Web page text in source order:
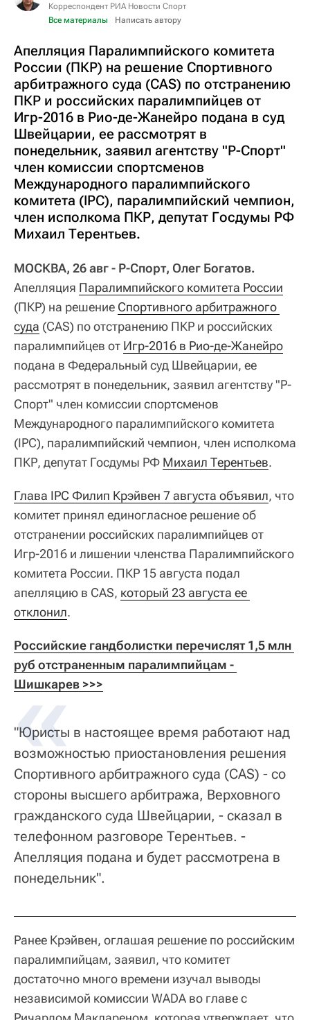
Корреспондент РИА Новости Спорт
Все материалы
Написать автору
Апелляция Паралимпийского комитета
России (ПКР) на решение Спортивного
арбитражного суда (CAS) по отстранению
ПКР и российских паралимпийцев от
Игр-2016 в Рио-де-Жанейро подана в суд
Швейцарии, ее рассмотрят в
понедельник, заявил агентству "Р-Спорт"
член комиссии спортсменов
Международного паралимпийского
комитета (IPC), паралимпийский чемпион,
член исполкома ПКР, депутат Госдумы РФ
Михаил Терентьев.
МОСКВА, 26 авг - Р-Спорт, Олег Богатов.
Апелляция Паралимпийского комитета России
(ПКР) на решение Спортивного арбитражного
суда (CAS) по отстранению ПКР и российских
паралимпийцев от Игр-2016 в Рио-де-Жанейро
подана в Федеральный суд Швейцарии, ее
рассмотрят в понедельник, заявил агентству "Р-
Спорт" член комиссии спортсменов
Международного паралимпийского комитета
(IPC), паралимпийский чемпион, член исполкома
ПКР, депутат Госдумы РФ Михаил Терентьев.
Глава IPC Филип Крэйвен 7 августа объявил, что
комитет принял единогласное решение об
отстранении российских паралимпийцев от
Игр-2016 и лишении членства Паралимпийского
комитета России. ПКР 15 августа подал
апелляцию в CAS, который 23 августа ее
отклонил.
Российские гандболистки перечислят 1,5 млн
руб отстраненным паралимпийцам -
Шишкарев >>>
"Юристы в настоящее время работают над
возможностью приостановления решения
Спортивного арбитражного суда (CAS) - со
стороны высшего арбитража, Верховного
гражданского суда Швейцарии, - сказал в
телефонном разговоре Терентьев. -
Апелляция подана и будет рассмотрена в
понедельник".
Ранее Крэйвен, оглашая решение по российским
паралимпийцам, заявил, что комитет
достаточно много времени изучал выводы
независимой комиссии WADA во главе с